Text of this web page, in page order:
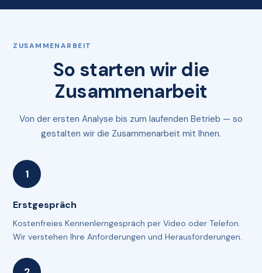
ZUSAMMENARBEIT
So starten wir die
Zusammenarbeit
Von der ersten Analyse bis zum laufenden Betrieb — so
gestalten wir die Zusammenarbeit mit Ihnen.
Erstgespräch
Kostenfreies Kennenlerngespräch per Video oder Telefon.
Wir verstehen Ihre Anforderungen und Herausforderungen.